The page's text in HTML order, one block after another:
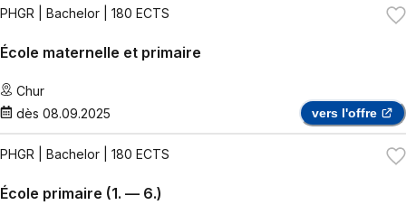
PHGR | Bachelor | 180 ECTS
École maternelle et primaire
Chur
dès 08.09.2025 vers l'offre
PHGR | Bachelor | 180 ECTS
École primaire (1. — 6.)